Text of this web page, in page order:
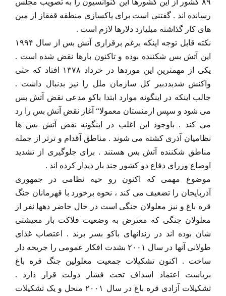
۸۹ کشور از این کشورها این کنوانسیون را به تصویب مجلس
رسانده اند . گفتنی است برای پاکسازی منطقه قفقاز از مین
های کار گذاشته میلیارد دلارها لازم است .
نکته قابل توجه اینکه برغم برقراری آتش بس از سال ۱۹۹۴
این آتش بس شکننده بوده و تاکنون بارها نقض شده است .
یکی از مهمترین این موردها در خرداد ۱۳۷۸ افتاد که حتی
واکنش شدیددبیر کل سازمان ملل را نیز بدنبال داشت .
جالب اینکه در اینگونه موارد ابتدا باکو مدعی نقض آتش بس
می شود و سپس ارمنستان معمولا“ آغاز نقض آتش بس را رد
می کند . باوجود این اغلب در اینگونه نقض آتش بس ها
نظامیان آذری کشته می شوند . مناطق آقدام و ترتر از جمله
مناطق شکننده آتش بس هستند . برای جلوگیری از تشدید
اوضاع وزرای دفاع دو کشور چند بار دیدار کرده اند .
موضوع مهمی که اکنون رو حیه نظامی در جمهوری
آذربایجان را تضعیف می کند ، نحوه برخورد با قهرمانان جنگ
قره باغ و نیز معلولان جنگی است در حال حاضر دهها نفر از
معلولان جنگی که معترض به وضعیت فلاکت بار معیشتی
شان بوده اند در زندانهای باکو بسر برند . اعتصاب غذای
طولانی آنها در سال ۲۰۰۱ بشدت افکار عمومی را جریحه دار
ساخت . اکنون تشکیلات جمعیت معلولین جنگ قره باغ
بریاست اعتماد اسداف تحت فشار دولت قرار دارد .
تشکیلات آزادی قره باغ در سال ۲۰۰۱ منحل و یک تشکیلات